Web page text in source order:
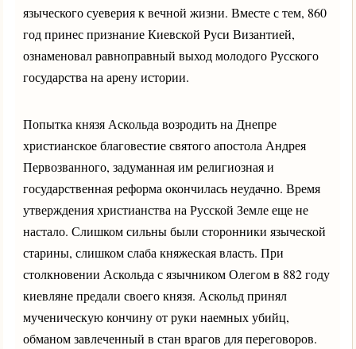
языческого суеверия к вечной жизни. Вместе с тем, 860
год принес признание Киевской Руси Византией,
ознаменовал равноправный выход молодого Русского
государства на арену истории.
Попытка князя Аскольда возродить на Днепре
христианское благовестие святого апостола Андрея
Первозванного, задуманная им религиозная и
государственная реформа окончилась неудачно. Время
утверждения христианства на Русской Земле еще не
настало. Слишком сильны были сторонники языческой
старины, слишком слаба княжеская власть. При
столкновении Аскольда с язычником Олегом в 882 году
киевляне предали своего князя. Аскольд принял
мученическую кончину от руки наемных убийц,
обманом завлеченный в стан врагов для переговоров.